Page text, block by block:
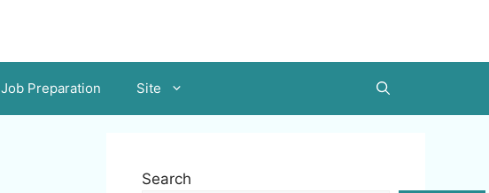
Job Preparation Site
Search